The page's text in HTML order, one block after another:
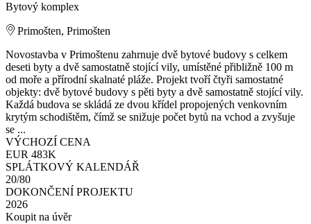
Bytový komplex
Primošten, Primošten
Novostavba v Primoštenu zahrnuje dvě bytové budovy s celkem
deseti byty a dvě samostatně stojící vily, umístěné přibližně 100 m
od moře a přírodní skalnaté pláže. Projekt tvoří čtyři samostatné
objekty: dvě bytové budovy s pěti byty a dvě samostatně stojící vily.
Každá budova se skládá ze dvou křídel propojených venkovním
krytým schodištěm, čímž se snižuje počet bytů na vchod a zvyšuje
se ...
VÝCHOZÍ CENA
EUR 483K
SPLÁTKOVÝ KALENDÁŘ
20/80
DOKONČENÍ PROJEKTU
2026
Koupit na úvěr